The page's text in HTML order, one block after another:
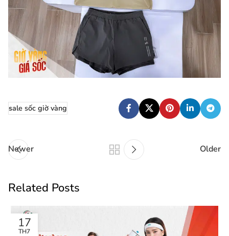
sale sốc giờ vàng
Newer Older
Related Posts
17
TH7